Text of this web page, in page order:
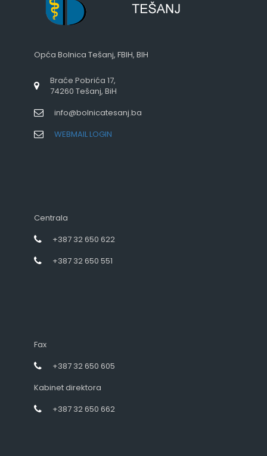
Opća Bolnica Tešanj, FBIH, BIH
Braće Pobrića 17,
74260 Tešanj, BiH
info@bolnicatesanj.ba
WEBMAIL LOGIN
Centrala
+387 32 650 622
+387 32 650 551
Fax
+387 32 650 605
Kabinet direktora
+387 32 650 662